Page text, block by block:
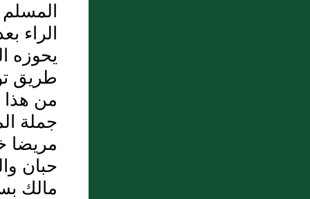
الراء
يحوزه
طريق
من هذا
جملة
مريضا
حبان
مالك